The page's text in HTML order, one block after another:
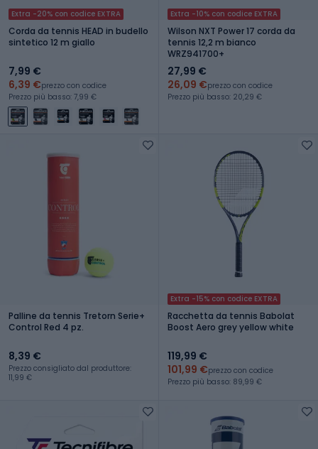
Extra -20% con codice EXTRA
Corda da tennis HEAD in budello
sintetico 12 m giallo
7,99 €
6,39 €prezzo con codice
Prezzo più basso: 7,99 €
Extra -10% con codice EXTRA
Wilson NXT Power 17 corda da
tennis 12,2 m bianco
WRZ941700+
27,99 €
26,09 €prezzo con codice
Prezzo più basso: 20,29 €
Palline da tennis Tretorn Serie+
Control Red 4 pz.
8,39 €
Prezzo consigliato dal produttore:
11,99 €
Extra -15% con codice EXTRA
Racchetta da tennis Babolat
Boost Aero grey yellow white
119,99 €
101,99 €prezzo con codice
Prezzo più basso: 89,99 €